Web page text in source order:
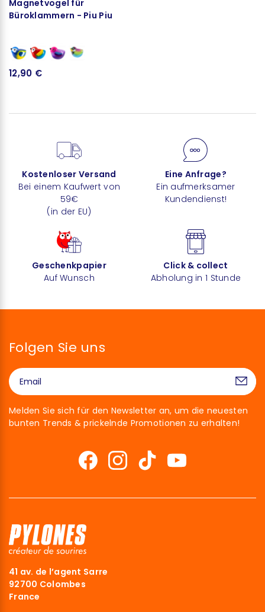
Magnetvogel für
Büroklammern - Piu Piu
12,90 €
Kostenloser Versand
Bei einem Kaufwert von
59€
(in der EU)
Eine Anfrage?
Ein aufmerksamer
Kundendienst!
Geschenkpapier
Auf Wunsch
Click & collect
Abholung in 1 Stunde
Folgen Sie uns
Melden Sie sich für den Newsletter an, um die neuesten
bunten Trends & prickelnde Promotionen zu erhalten!
41 av. de l’agent Sarre
92700 Colombes
France